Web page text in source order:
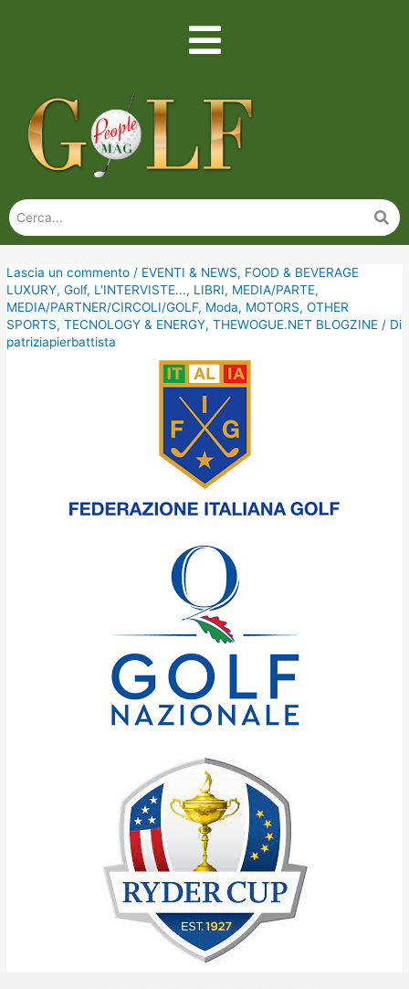
Lascia un commento / EVENTI & NEWS, FOOD & BEVERAGE
LUXURY,Golf, L'INTERVISTE..., LIBRI, MEDIA/PARTE,
MEDIA/PARTNER/CIRCOLI/GOLF, Moda, MOTORS,OTHER
SPORTS,TECNOLOGY & ENERGY,THEWOGUE.NET BLOGZINE / Di
patriziapierbattista